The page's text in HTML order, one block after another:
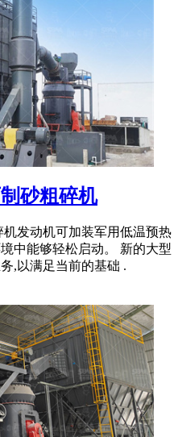
砂粗碎机
发动机可加装军用低温预热
中能够轻松启动。 新的大型
,以满足当前的基础 .